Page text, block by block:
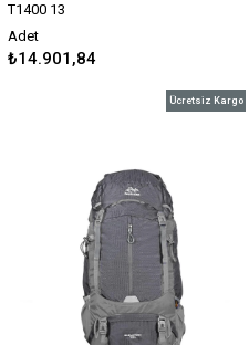
T1400 13
Adet
₺14.901,84
Ücretsiz Kargo